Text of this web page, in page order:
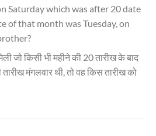
Saturday which was after 20 date
of that month was Tuesday, on
जो किसी भी महीने की 20 तारीख के बाद
मंगलवार थी, तो वह किस तारीख को